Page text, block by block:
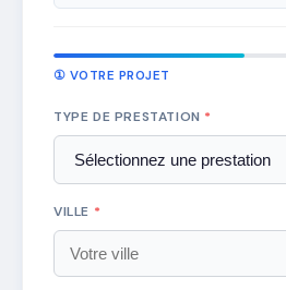
① VOTRE PROJET
TYPE DE PRESTATION *
VILLE *